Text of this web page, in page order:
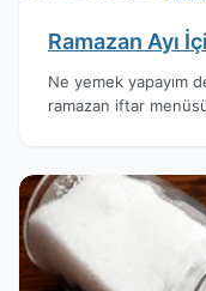
Ramazan Ayı
Ne yemek yapayım
ramazan iftar